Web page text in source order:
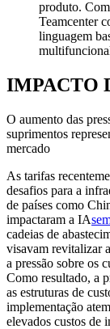
produto.
Teamcenter
linguagem
IMPACTO
O aumento das
suprimentos
mercado
As tarifas
desafios para a
de países como
impactaram a IA
cadeias de
visavam revitalizar
a pressão sobre os
Como resultado, a
as estruturas de
implementação
elevados custos de